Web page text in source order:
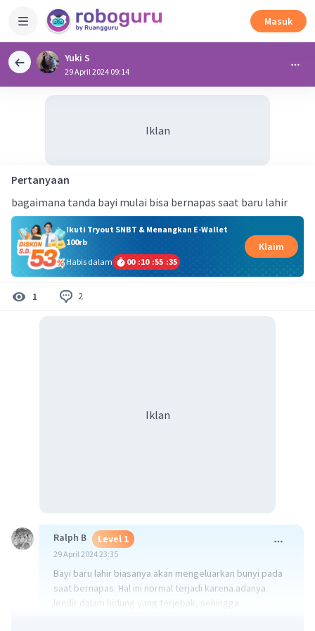
Masuk
Yuki S
29 April 2024 09:14
Iklan
Pertanyaan
bagaimana tanda bayi mulai bisa bernapas saat baru lahir
Ikuti Tryout SNBT & Menangkan E-Wallet
100rb
Habis dalam
00 :10 :55 :35
Klaim
1 2
Iklan
Ralph B Level 1
29 April 2024 23:35
Bayi baru lahir biasanya akan mengeluarkan bunyi pada
saat bernapas. Hal ini normal terjadi karena adanya
lendir dalam hidung yang terjebak, sehingga